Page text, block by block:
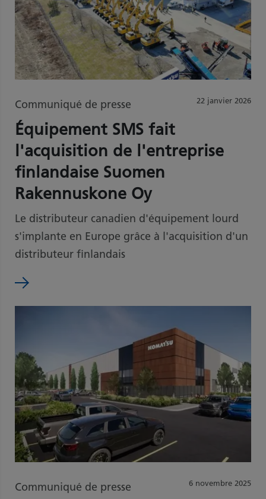
22 janvier 2026
Communiqué de presse
Équipement SMS fait
l'acquisition de l'entreprise
finlandaise Suomen
Rakennuskone Oy
Le distributeur canadien d'équipement lourd
s'implante en Europe grâce à l'acquisition d'un
distributeur finlandais
6 novembre 2025
Communiqué de presse